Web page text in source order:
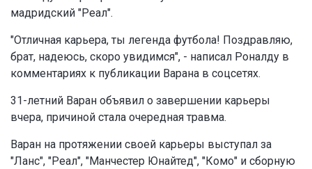
мадридский "Реал".
"Отличная карьера, ты легенда футбола! Поздравляю,
брат, надеюсь, скоро увидимся", - написал Роналду в
комментариях к публикации Варана в соцсетях.
31-летний Варан объявил о завершении карьеры
вчера, причиной стала очередная травма.
Варан на протяжении своей карьеры выступал за
"Ланс", "Реал", "Манчестер Юнайтед", "Комо" и сборную